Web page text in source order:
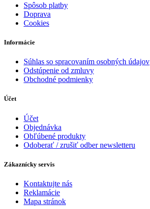
Spôsob platby
Doprava
Cookies
Informácie
Súhlas so spracovaním osobných údajov
Odstúpenie od zmluvy
Obchodné podmienky
Účet
Účet
Objednávka
Obľúbené produkty
Odoberať / zrušiť odber newsletteru
Zákaznícky servis
Kontaktujte nás
Reklamácie
Mapa stránok